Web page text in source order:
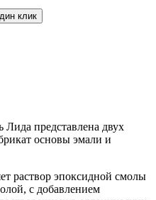
клик
представлена двух
основы эмали и
раствор эпоксидной смолы
с добавлением